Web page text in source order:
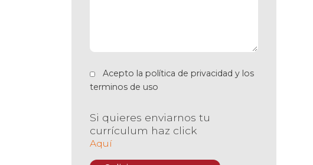
Acepto la política de privacidad y los
terminos de uso
Si quieres enviarnos tu
currículum haz click
Aquí